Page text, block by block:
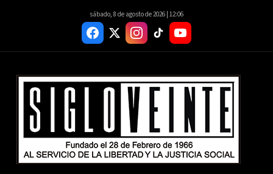
sábado, 8 de agosto de 2026 | 12:06